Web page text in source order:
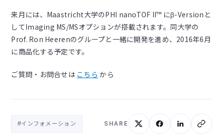
来月には、Maastricht大学のPHI nanoTOF II™ にβ-Versionと
してImaging MS/MSオプションが搭載されます。同大学の
Prof. Ron Heerenのグループと一緒に開発を進め、2016年6月
に商品化する予定です。
ご質問・お問合せは こちら から
#インフォメーション SHARE